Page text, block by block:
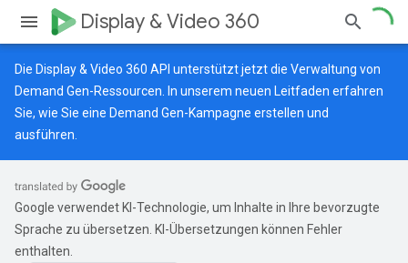
Display & Video 360
Die Display & Video 360 API unterstützt jetzt die Verwaltung von
Demand Gen-Ressourcen.
In unserem neuen Leitfaden erfahren
Sie, wie Sie eine Demand Gen-Kampagne erstellen und
ausführen.
Google verwendet KI-Technologie, um Inhalte in Ihre bevorzugte
Sprache zu übersetzen. KI-Übersetzungen können Fehler
enthalten.